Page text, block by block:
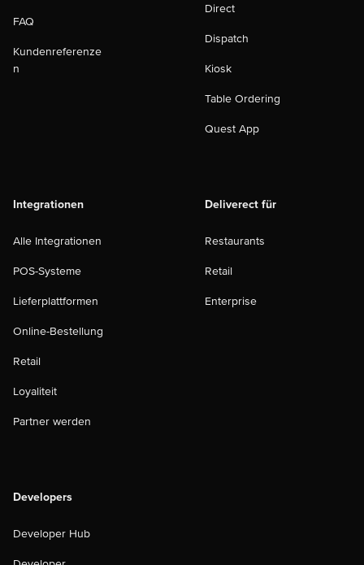
FAQ
Kundenreferenze
n
Direct
Dispatch
Kiosk
Table Ordering
Quest App
Integrationen
Alle Integrationen
POS-Systeme
Lieferplattformen
Online-Bestellung
Retail
Loyaliteit
Partner werden
Deliverect für
Restaurants
Retail
Enterprise
Developers
Developer Hub